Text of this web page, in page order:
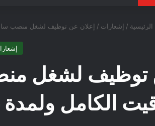
الرئيسية / إشعارات / إعلان عن توظيف لشغل منصب سائق
توظيف لشغل
الكامل